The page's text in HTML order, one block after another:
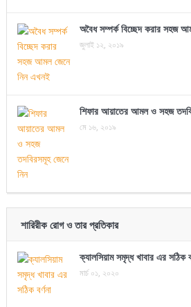
অবৈধ সম্পর্ক বিচ্ছেদ করার সহজ
জুলাই ১২, ২০১৯
শিফার আয়াতের আমল ও সহজ
মে ১৬, ২০১৯
শারিরীক রোগ ও তার প্রতিকার
ক্যালসিয়াম সমৃদ্ধ খাবার এর সঠিক
মার্চ ০১, ২০২০